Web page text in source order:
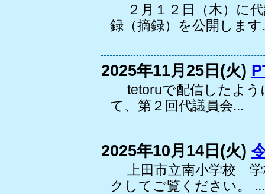
２月１２日（木）に
録（摘録）を公開します
2025年11月25日(火)
tetoruで配信したよう
て、第２回代議員会...
2025年10月14日(火)
上田市立南小学校 学
クしてご覧ください。 ...